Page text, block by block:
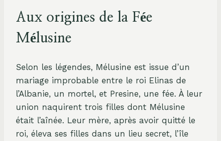
Aux origines de la Fée
Mélusine
Selon les légendes, Mélusine est issue d’un
mariage improbable entre le roi Elinas de
l’Albanie, un mortel, et Presine, une fée. À leur
union naquirent trois filles dont Mélusine
était l’aînée. Leur mère, après avoir quitté le
roi, éleva ses filles dans un lieu secret, l’île